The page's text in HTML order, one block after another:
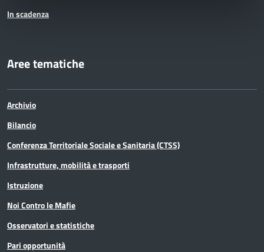
In scadenza
Aree tematiche
Archivio
Bilancio
Conferenza Territoriale Sociale e Sanitaria (CTSS)
Infrastrutture, mobilità e trasporti
Istruzione
Noi Contro le Mafie
Osservatori e statistiche
Pari opportunità